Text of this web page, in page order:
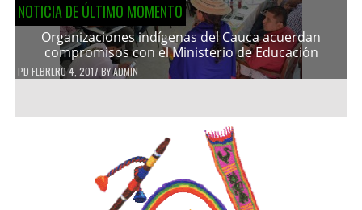
NOTICIA DE ÚLTIMO MOMENTO
Organizaciones indígenas del Cauca acuerdan
compromisos con el Ministerio de Educación
PD FEBRERO 4, 2017 BYADMIN